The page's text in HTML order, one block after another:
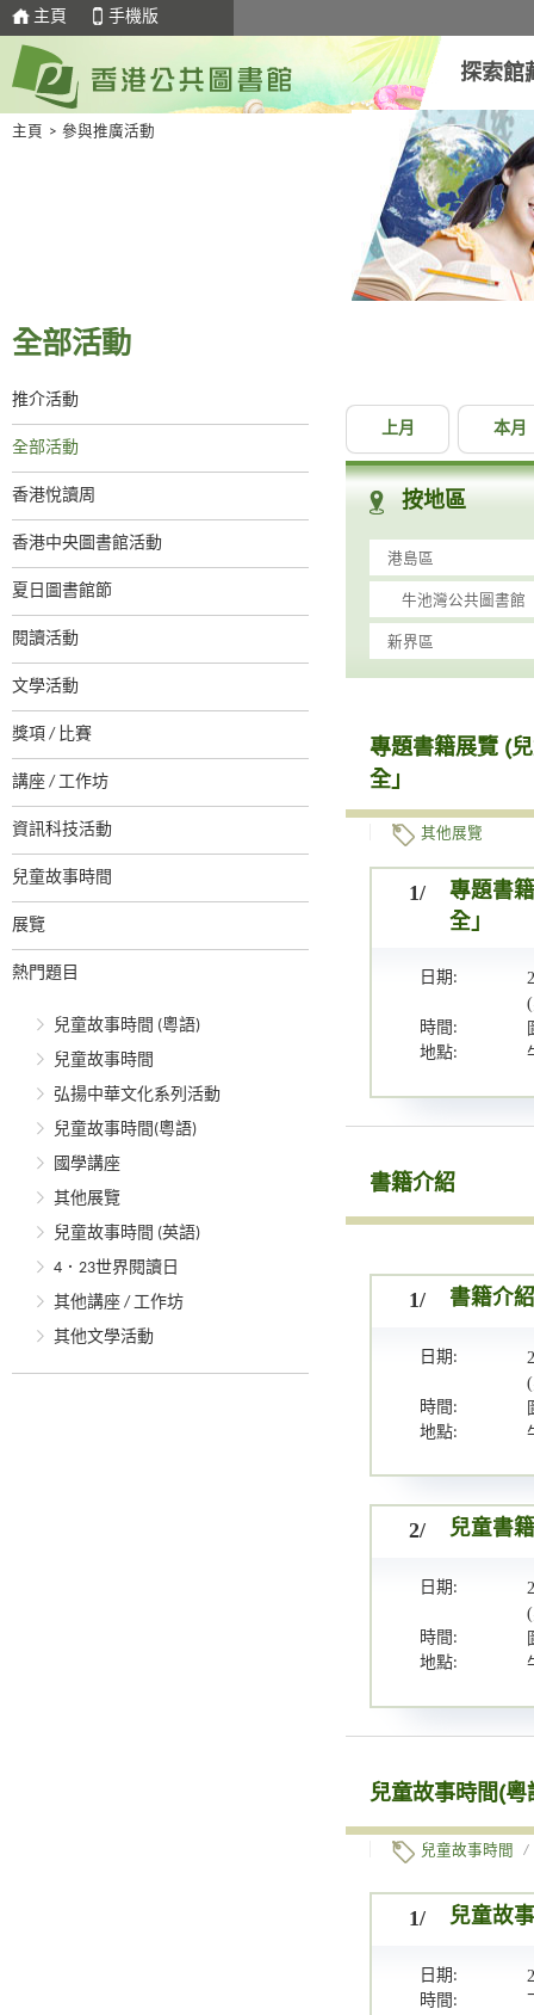
主頁 手機版
探索館
主頁 > 參與推廣活動
全部活動
推介活動
全部活動
香港悅讀周
香港中央圖書館活動
夏日圖書館節
閱讀活動
文學活動
獎項 / 比賽
講座 / 工作坊
資訊科技活動
兒童故事時間
展覽
熱門題目
兒童故事時間 (粵語)
兒童故事時間
弘揚中華文化系列活動
兒童故事時間(粵語)
國學講座
其他展覽
兒童故事時間 (英語)
4．23世界閱讀日
其他講座 / 工作坊
其他文學活動
上月 本月
按地區
專題書籍展覽 (
全」
其他展覽
1/
專題書
全」
日期:
時間:
地點:
書籍介紹
1/ 書籍介
日期:
時間:
地點:
2/ 兒童書
日期:
時間:
地點:
兒童故事時間(粵
兒童故事時間 /
1/ 兒童故
日期:
時間: